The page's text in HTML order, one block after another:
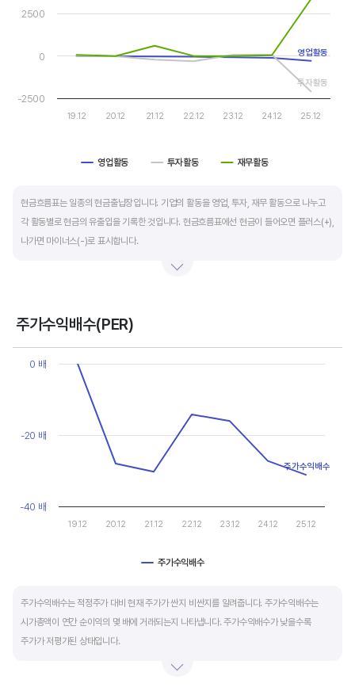
자금 운영에 유리합니다.
운전자본 회전일수는 매출채권 회전일수 + 재고자산 회전일수 - 매입채무 회전일수로
계산합니다. 매출채권 회전일수는 제품 판매 후 거래처로부터 현금으로 회수하는데 걸리는
일수를 말하며 낮을수록 좋습니다. 재고자산 회전일수는 원재료를 매입해 생산, 판매할
The chart has 1 Y axis displaying values. Data ranges from -
영업활동 투자활동 재무활동
19.12 20.12 21.12 22.12 23.12 24.12 25.12
-2500
0
2500
영업활동
투자활동
현금흐름표는 일종의 현금출납장입니다. 기업의 활동을 영업, 투자, 재무 활동으로 나누고
각 활동별로 현금의 유출입을 기록한 것입니다. 현금흐름표에선 현금이 들어오면 플러스(+),
나가면 마이너스(-)로 표시합니다.
투자활동 현금흐름은 기업의 기계 및 공장증설이나 금융자산 거래에서 발생하는
마이너스(-)로 나타납니다.
재무활동 현금흐름은 증자, 차입, 배당을 통해 발생하는 현금유출입을 뜻합니다.
영업활동으로 충분한 현금을 벌고 있는 기업은 금융기관의 차입금을 갚고, 배당을 지급하는
등 현금이 유출되기 때문에 마이너스(-)를 기록합니다.
현금흐름 플러스(+), 투자활동 현금흐름 마이너스(-), 재무활동 현금흐름이 마이너스(-)가
가장 좋습니다.
주가수익배수(PER)
Chart
Line chart with 7 data points.
View as data table, Chart
The chart has 1 X axis displaying categories.
The chart has 1 Y axis displaying values. Data ranges from -
주가수익배수
19.12 20.12 21.12 22.12 23.12 24.12 25.12
-40 배
-20 배
0 배
주가수익배수
주가수익배수는 적정주가 대비 현재 주가가 싼지 비싼지를 알려줍니다. 주가수익배수는
시가총액이 연간 순이익의 몇 배에 거래되는지 나타냅니다. 주가수익배수가 낮을수록
주가가 저평가된 상태입니다.